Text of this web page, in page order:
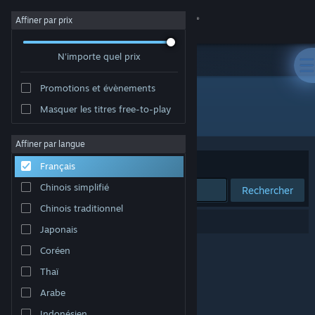
Se connecter
Magasin
À propos
Support
Changer la langue
Télécharger l'application mobile Steam
Voir version ordi. du site
Affiner par prix
N'importe quel prix
Promotions et évènements
Masquer les titres free-to-play
Affiner par langue
Français
Chinois simplifié
Chinois traditionnel
Japonais
Coréen
Thaï
Arabe
Édition : Rose Tinted Games LLC
Trier par Pertinence
Rechercher